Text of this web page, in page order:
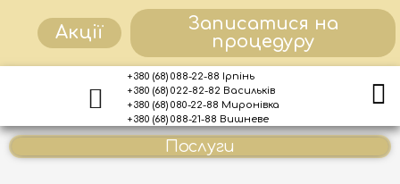
Акції
Записатися на
процедуру
+380 (68) 088-22-88 Ірпінь
+380 (68) 022-82-82 Васильків
+380 (68) 080-22-88 Миронівка
+380 (68) 088-21-88 Вишневе
Послуги